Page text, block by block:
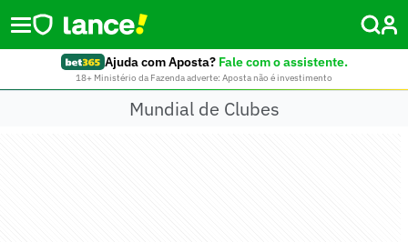
Ajuda com Aposta? Fale com o assistente.
18+ Ministério da Fazenda adverte: Aposta não é investimento
Mundial de Clubes